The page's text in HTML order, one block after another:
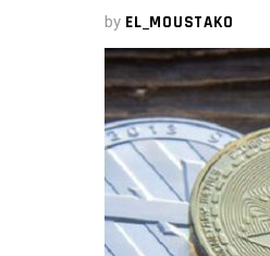
by EL_MOUSTAKO